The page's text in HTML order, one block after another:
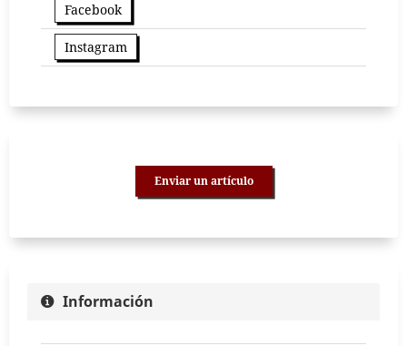
Facebook
Instagram
Enviar un artículo
Información